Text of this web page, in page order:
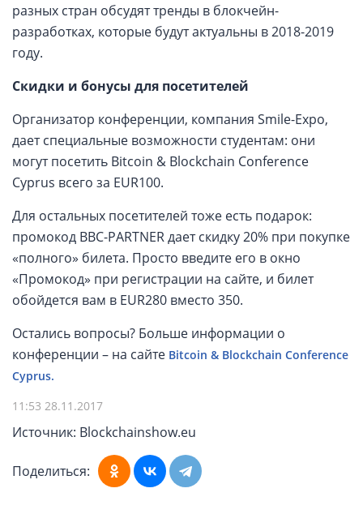
разных стран обсудят тренды в блокчейн-
разработках, которые будут актуальны в 2018-2019
году.
Скидки и бонусы для посетителей
Организатор конференции, компания Smile-Expo,
дает специальные возможности студентам: они
могут посетить Bitcoin & Blockchain Conference
Cyprus всего за EUR100.
Для остальных посетителей тоже есть подарок:
промокод BBC-PARTNER дает скидку 20% при покупке
«полного» билета. Просто введите его в окно
«Промокод» при регистрации на сайте, и билет
обойдется вам в EUR280 вместо 350.
Остались вопросы? Больше информации о
конференции – на сайте Bitcoin & Blockchain Conference
Cyprus.
11:53 28.11.2017
Источник: Blockchainshow.eu
Поделиться: